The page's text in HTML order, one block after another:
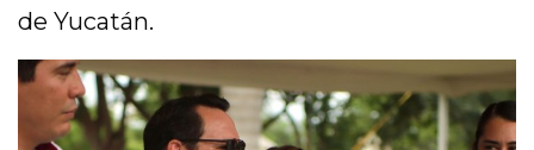
de Yucatán.